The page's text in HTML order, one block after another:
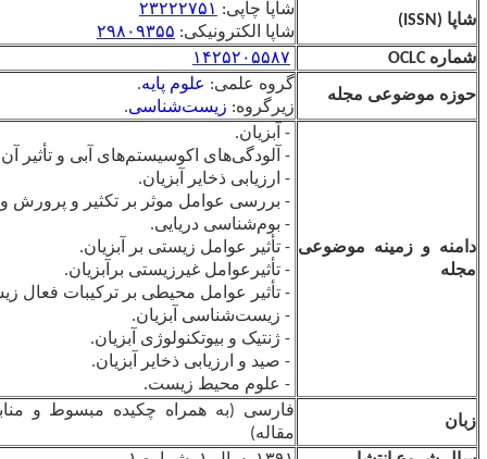
شاپا چاپی:
شاپا الکترونیکی:
۲۹۸۰۹۳۵۵
۱۴۲۵۲۰۵۵۸۷
علوم پایه
زیرگروه: زیست‌شناسی
- آلودگی‌های اکوسیستم‌های آبی و تأثیر آن بر آبزیان.
- بررسی عوامل موثر بر تکثیر و پرورش و تغذیه آبزیان.
- تأثیر عوامل زیستی بر آبزیان.
- تأثیرعوامل غیرزیستی برآبزیان.
- تأثیر عوامل محیطی بر ترکیبات فعال زیستی موجودات دریایی.
- ژنتیک و بیوتکنولوژی آبزیان.
- صید و ارزیابی ذخایر آبزیان.
فارسی (به همراه چکیده مبسوط و منابع به انگلیسی برای هر
مقاله)